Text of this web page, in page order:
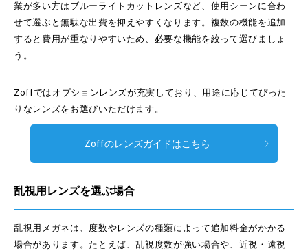
業が多い方はブルーライトカットレンズなど、使用シーンに合わ
せて選ぶと無駄な出費を抑えやすくなります。複数の機能を追加
すると費用が重なりやすいため、必要な機能を絞って選びましょ
う。
Zoffではオプションレンズが充実しており、用途に応じてぴった
りなレンズをお選びいただけます。
Zoffのレンズガイドはこちら
乱視用レンズを選ぶ場合
乱視用メガネは、度数やレンズの種類によって追加料金がかかる
場合があります。たとえば、乱視度数が強い場合や、近視・遠視